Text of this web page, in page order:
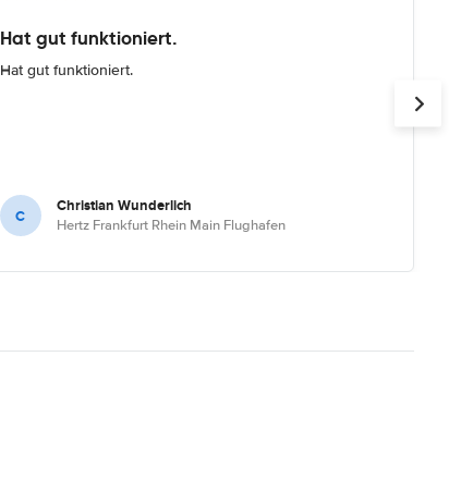
Hat gut funktioniert.
Hat gut funktioniert.
C Christian Wunderlich
Hertz Frankfurt Rhein Main Flughafen